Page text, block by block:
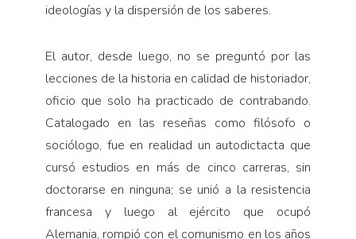
ideologías y la dispersión de los saberes.
El autor, desde luego, no se preguntó por las
lecciones de la historia en calidad de historiador,
oficio que solo ha practicado de contrabando.
Catalogado en las reseñas como filósofo o
sociólogo, fue en realidad un autodictacta que
cursó estudios en más de cinco carreras, sin
doctorarse en ninguna; se unió a la resistencia
francesa y luego al ejército que ocupó
Alemania, rompió con el comunismo en los años